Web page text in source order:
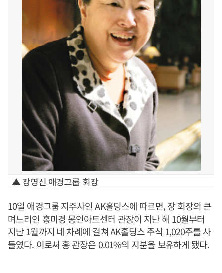
▲ 장영신 애경그룹 회장
10일 애경그룹 지주사인 AK홀딩스에 따르면, 장 회장의 큰
며느리인 홍미경 몽인아트센터 관장이 지난 해 10월부터
지난 1월까지 네 차례에 걸쳐 AK홀딩스 주식 1,020주를 사
들였다. 이로써 홍 관장은 0.01%의 지분을 보유하게 됐다.